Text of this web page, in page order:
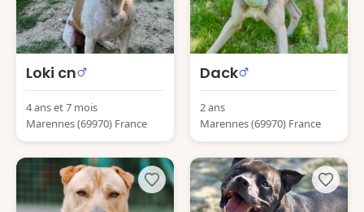
Loki cn
4 ans et 7 mois
Marennes (69970) France
Dack
2 ans
Marennes (69970) France